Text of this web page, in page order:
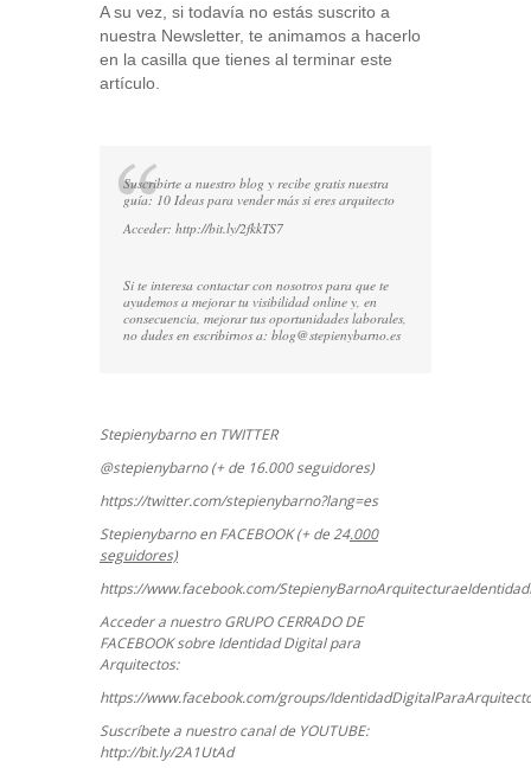
A su vez, si todavía no estás suscrito a
nuestra Newsletter, te animamos a hacerlo
en la casilla que tienes al terminar este
artículo.
Suscribirte a nuestro blog y recibe gratis nuestra
guía: 10 Ideas para vender más si eres arquitecto
Acceder: http://bit.ly/2fkkTS7
Si te interesa contactar con nosotros para que te
ayudemos a mejorar tu visibilidad online y, en
consecuencia, mejorar tus oportunidades laborales,
no dudes en escribirnos a: blog@stepienybarno.es
Stepienybarno en TWITTER
@stepienybarno (+ de 16.000 seguidores)
https://twitter.com/stepienybarno?lang=es
Stepienybarno en FACEBOOK (+ de 24.000
seguidores)
https://www.facebook.com/
Acceder a nuestro GRUPO CERRADO DE
FACEBOOK sobre Identidad Digital para
Arquitectos:
https://www.facebook.com/groups/
Suscríbete a nuestro canal de YOUTUBE:
http://bit.ly/2A1UtAd